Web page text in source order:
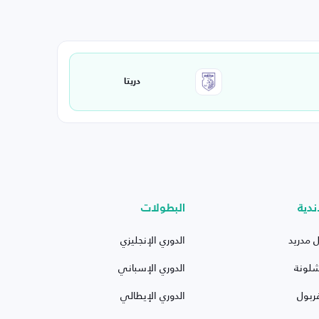
دريتا
مدريد
البطولات
الدوري الإنجليزي
الدوري الإسباني
الدوري الإيطالي